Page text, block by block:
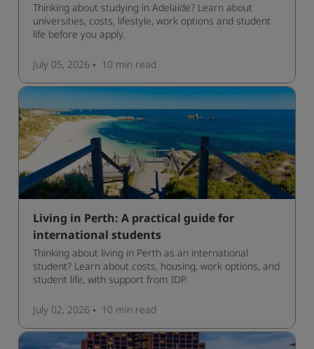
Thinking about studying in Adelaide? Learn about
universities, costs, lifestyle, work options and student
life before you apply.
July 05, 2026 10 min read
Living in Perth: A practical guide for
international students
Thinking about living in Perth as an international
student? Learn about costs, housing, work options, and
student life, with support from IDP.
July 02, 2026 10 min read